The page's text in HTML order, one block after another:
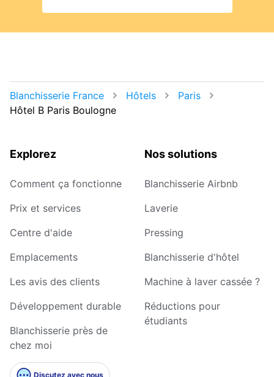
Blanchisserie France Hôtels
Paris
Hôtel B Paris Boulogne
Explorez
Comment ça fonctionne
Prix et services
Centre d'aide
Emplacements
Les avis des clients
Développement durable
Blanchisserie près de
chez moi
Discutez avec nous
Nos solutions
Blanchisserie Airbnb
Laverie
Pressing
Blanchisserie d'hôtel
Machine à laver cassée ?
Réductions pour
étudiants